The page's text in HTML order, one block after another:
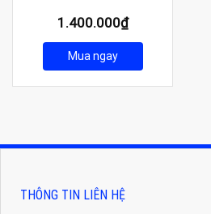
1.400.000₫
Mua ngay
THÔNG TIN LIÊN HỆ